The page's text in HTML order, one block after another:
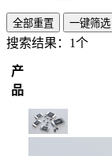
全部重置 一键筛选
搜索结果： 1个
产
品